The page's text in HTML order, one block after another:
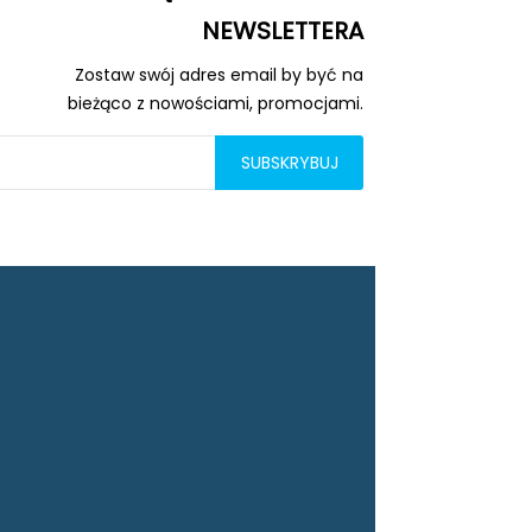
NEWSLETTERA
Zostaw swój adres email by być na
bieżąco z nowościami, promocjami.
SUBSKRYBUJ